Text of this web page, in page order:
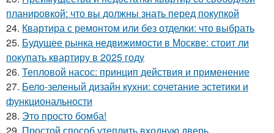
планировкой: что вы должны знать перед покупкой
24. Квартира с ремонтом или без отделки: что выбрать
25. Будущее рынка недвижимости в Москве: стоит ли
покупать квартиру в 2025 году
26. Тепловой насос: принцип действия и применение
27. Бело-зеленый дизайн кухни: сочетание эстетики и
функциональности
28. Это просто бомба!